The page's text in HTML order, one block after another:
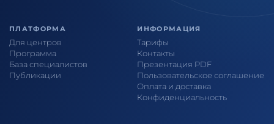
ПЛАТФОРМА
Для центров
Программа
База специалистов
Публикации
ИНФОРМАЦИЯ
Тарифы
Контакты
Презентация PDF
Пользовательское соглашение
Оплата и доставка
Конфиденциальность